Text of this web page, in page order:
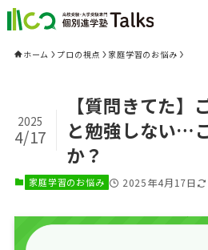
ホーム プロの視点 家庭学習のお悩み
【質問きてた】
と勉強しない…
か？
2025
4/17
家庭学習のお悩み 2025年4月17日